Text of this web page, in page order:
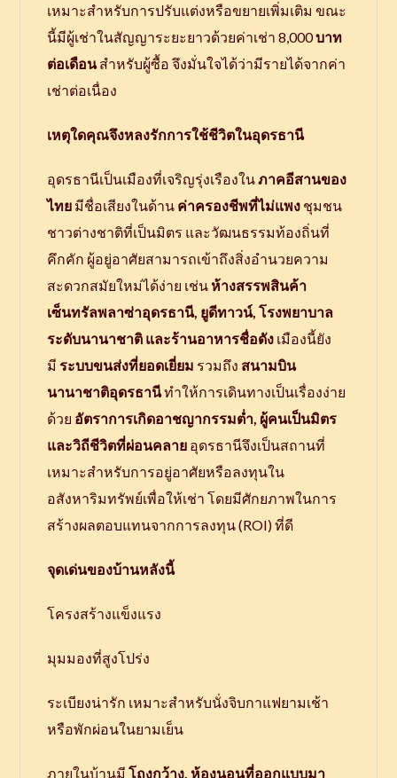
เหมาะสำหรับการปรับแต่งหรือขยายเพิ่มเติม ขณะ
นี้มีผู้เช่าในสัญญาระยะยาวด้วยค่าเช่า 8,000บาท
ต่อเดือนสำหรับผู้ซื้อ จึงมั่นใจได้ว่ามีรายได้จากค่า
เช่าต่อเนื่อง
เหตุใดคุณจึงหลงรักการใช้ชีวิตในอุดรธานี
อุดรธานีเป็นเมืองที่เจริญรุ่งเรืองในภาคอีสานของ
ไทย มีชื่อเสียงในด้าน ค่าครองชีพที่ไม่แพง ชุมชน
ชาวต่างชาติที่เป็นมิตร และวัฒนธรรมท้องถิ่นที่
คึกคัก ผู้อยู่อาศัยสามารถเข้าถึงสิ่งอำนวยความ
สะดวกสมัยใหม่ได้ง่าย เช่น ห้างสรรพสินค้า
เซ็นทรัลพลาซ่าอุดรธานี, ยูดีทาวน์, โรงพยาบาล
ระดับนานาชาติ และร้านอาหารชื่อดัง เมืองนี้ยัง
มี ระบบขนส่งที่ยอดเยี่ยม รวมถึง สนามบิน
นานาชาติอุดรธานีทำให้การเดินทางเป็นเรื่องง่าย
ด้วย อัตราการเกิดอาชญากรรมต่ำ, ผู้คนเป็นมิตร
และวิถีชีวิตที่ผ่อนคลาย อุดรธานีจึงเป็นสถานที่
เหมาะสำหรับการอยู่อาศัยหรือลงทุนใน
อสังหาริมทรัพย์เพื่อให้เช่า โดยมีศักยภาพในการ
สร้างผลตอบแทนจากการลงทุน (ROI) ที่ดี
จุดเด่นของบ้านหลังนี้
โครงสร้างแข็งแรง
มุมมองที่สูงโปร่ง
ระเบียงน่ารัก เหมาะสำหรับนั่งจิบกาแฟยามเช้า
หรือพักผ่อนในยามเย็น
ภายในบ้านมีโถงกว้าง, ห้องนอนที่ออกแบบมา